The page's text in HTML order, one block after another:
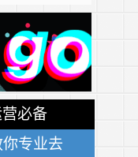
必备
专业去